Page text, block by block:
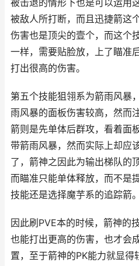
被击退的情形下也是可以运用
被敌人所打断，而且迅捷箭这
伤害也是顶尖的壹个，而这个
一样，需要贴脸放，上了瞄准
打出很高的伤害。
第五个技能狙翎系为箭雨风暴
雨风暴的面板伤害较高，然而
箭则是先单体后群攻，看着面
带箭雨风暴，然而实际上却应
了，箭神之因此为输出梯队的
而瞄准只能单体释放，而不是
技能还是选择魔芋系的追踪箭。
因此刷PVE本的时候，箭神的
也能打出更高的伤害，也才会
置，至于箭神的PK能力就显